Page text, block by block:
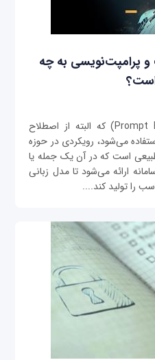
پرامپت‌نویسی به چه
مهندسی پرامپت (Prompt Engineering) که البته از اصطلاح
می‌شود، رویکردی در حوزه
است که در آن یک جمله یا
ارائه می‌شود تا مدل زبانی
را تولید کند....